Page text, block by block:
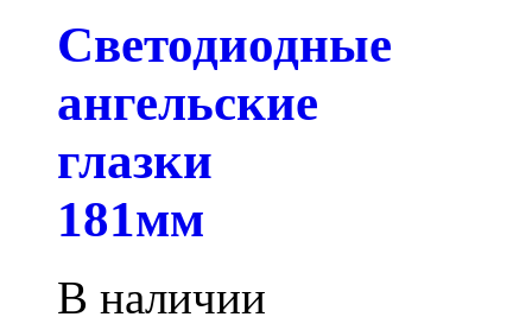
Светодиодные
ангельские
глазки
181мм
В наличии